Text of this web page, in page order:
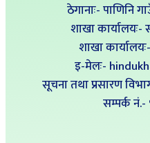
ठेगानाः- पाणिनि
शाखा कार्यालयः-
शाखा
इ-मेलः-
सूचना तथा प्रसारण
सम्पर्क